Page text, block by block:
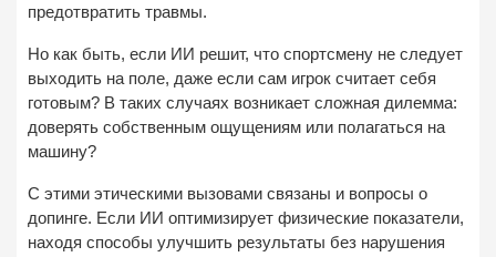
предотвратить травмы.
Но как быть, если ИИ решит, что спортсмену не следует
выходить на поле, даже если сам игрок считает себя
готовым? В таких случаях возникает сложная дилемма:
доверять собственным ощущениям или полагаться на
машину?
С этими этическими вызовами связаны и вопросы о
допинге. Если ИИ оптимизирует физические показатели,
находя способы улучшить результаты без нарушения